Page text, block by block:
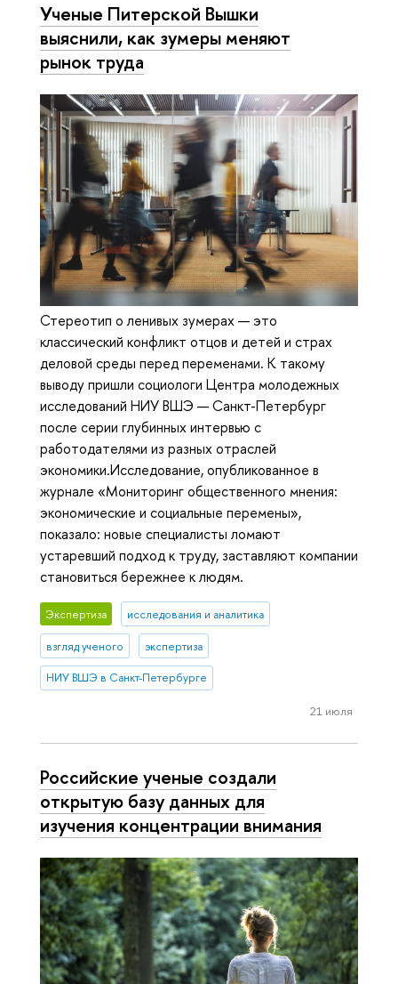
Ученые Питерской Вышки
выяснили, как зумеры меняют
рынок труда
Стереотип о ленивых зумерах — это
классический конфликт отцов и детей и страх
деловой среды перед переменами. К такому
выводу пришли социологи Центра молодежных
исследований НИУ ВШЭ — Санкт-Петербург
после серии глубинных интервью с
работодателями из разных отраслей
экономики.Исследование, опубликованное в
журнале «Мониторинг общественного мнения:
экономические и социальные перемены»,
показало: новые специалисты ломают
устаревший подход к труду, заставляют компании
становиться бережнее к людям.
Экспертиза исследования и аналитика
взгляд ученого экспертиза
НИУ ВШЭ в Санкт-Петербурге
21 июля
Российские ученые создали
открытую базу данных для
изучения концентрации внимания